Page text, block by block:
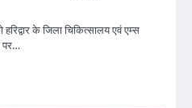
के जिला चिकित्सालय एवं एम्स
पर…